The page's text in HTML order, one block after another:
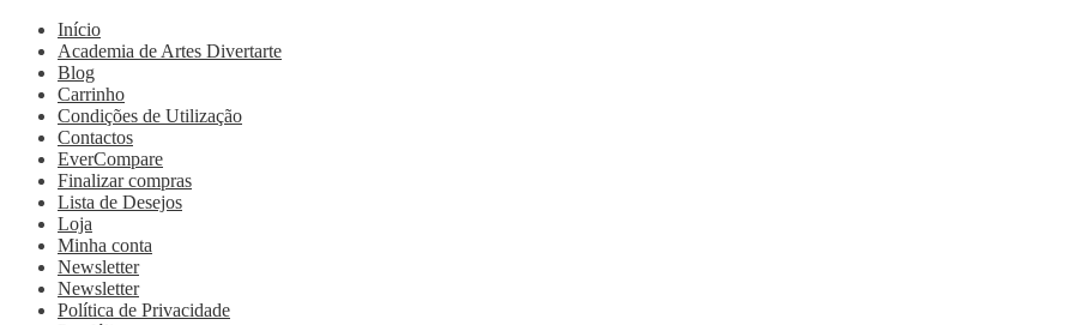
Início
Academia de Artes Divertarte
Blog
Carrinho
Condições de Utilização
Contactos
EverCompare
Finalizar compras
Lista de Desejos
Loja
Minha conta
Newsletter
Newsletter
Política de Privacidade